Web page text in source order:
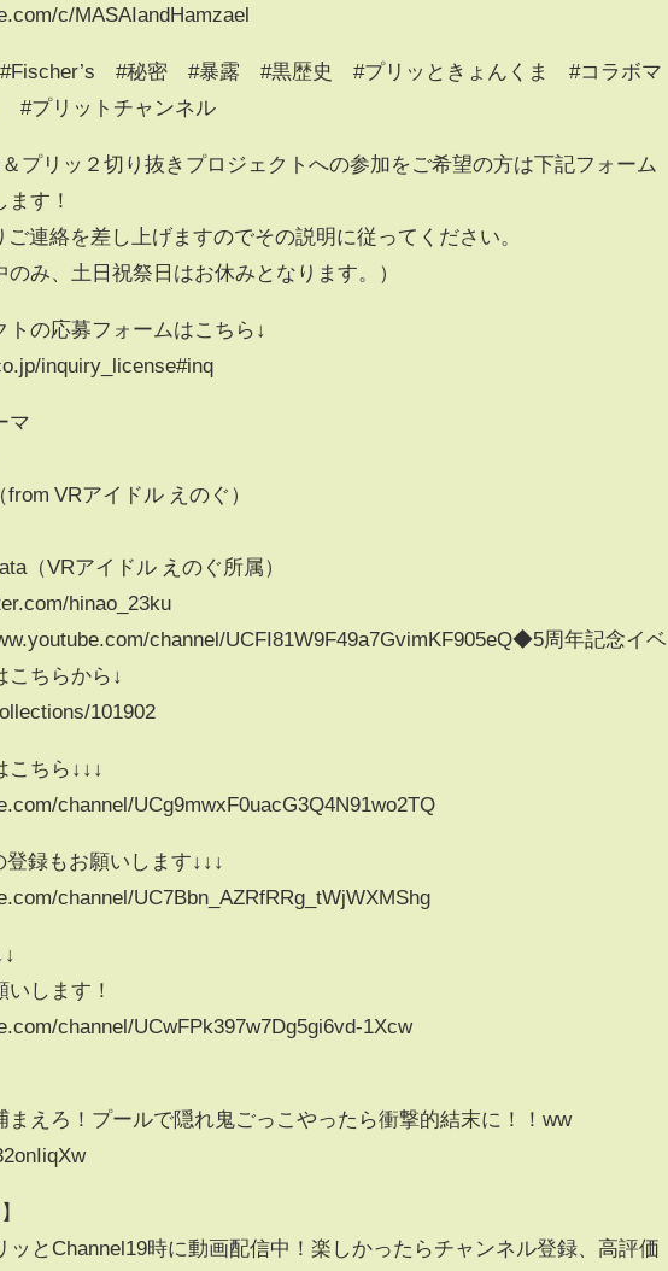
c/MASAIandHamzael
#秘密 #暴露 #黒歴史 #プリッときょんくま #コラボマ
プリットチャンネル
プリッ２切り抜きプロジェクトへの参加をご希望の方は下記フォーム
す！
ご連絡を差し上げますのでその説明に従ってください。
のみ、土日祝祭日はお休みとなります。）
トの応募フォームはこちら↓
inquiry_license#inq
マ
VRアイドル えのぐ）
（VRアイドル えのぐ所属）
hinao_23ku
channel/UCFI81W9F49a7GvimKF905eQ◆5周年記念イベ
こちらから↓
101902
ちら↓↓↓
channel/UCg9mwxF0uacG3Q4N91wo2TQ
録もお願いします↓↓↓
channel/UC7Bbn_AZRfRRg_tWjWXMShg
します！
channel/UCwFPk397w7Dg5gi6vd-1Xcw
まえろ！プールで隠れ鬼ごっこやったら衝撃的結末に！！ww
ッとChannel19時に動画配信中！楽しかったらチャンネル登録、高評価